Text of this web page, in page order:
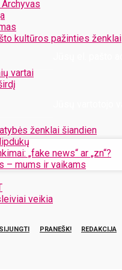
kultūros pažinties ženklai
vartai
ženklai šiandien
„fake news“ ar „zn“?
– mums ir vaikams
veikia
PRANEŠK! REDAKCIJA